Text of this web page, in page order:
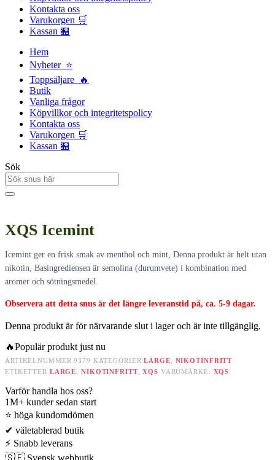
Kontakta oss
Varukorgen 🛒
Kassan 🏪
Hem
Nyheter ⭐
Toppsäljare 🔥
Butik
Vanliga frågor
Köpvillkor och integritetspolicy
Kontakta oss
Varukorgen 🛒
Kassan 🏪
Sök
XQS Icemint
Icemint ger en frisk smak av menthol och mint, Denna produkt är helt utan
nikotin, Basingrediensen är semolina (durumvete) i kombination med
aromer och sötningsmedel.
Observera att detta snus är det längre leveranstid på, ca. 5-9 dagar.
Denna produkt är för närvarande slut i lager och är inte tillgänglig.
🔥Populär produkt just nu
ARTIKELNUMMER9379 KATEGORIER LARGE
NIKOTINFRITT
ETIKETTER LARGE NIKOTINFRITT,XQS VARUMÄRKE: XQS
Varför handla hos oss?
1M+ kunder sedan start
⭐ höga kundomdömen
✔ väletablerad butik
⚡ Snabb leverans
🇸🇪 Svensk webbutik